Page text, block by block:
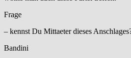
Frage
– kennst Du Mittaeter dieses
Bandini